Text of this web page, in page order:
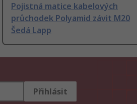
Pojistná matice kabelových
průchodek Polyamid závit M20
Šedá Lapp
Přihlásit